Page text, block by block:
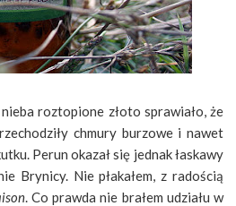
roztopione złoto sprawiało, że
chmury burzowe i nawet
Perun okazał się jednak łaskawy
Brynicy. Nie płakałem, z radością
. Co prawda nie brałem udziału w